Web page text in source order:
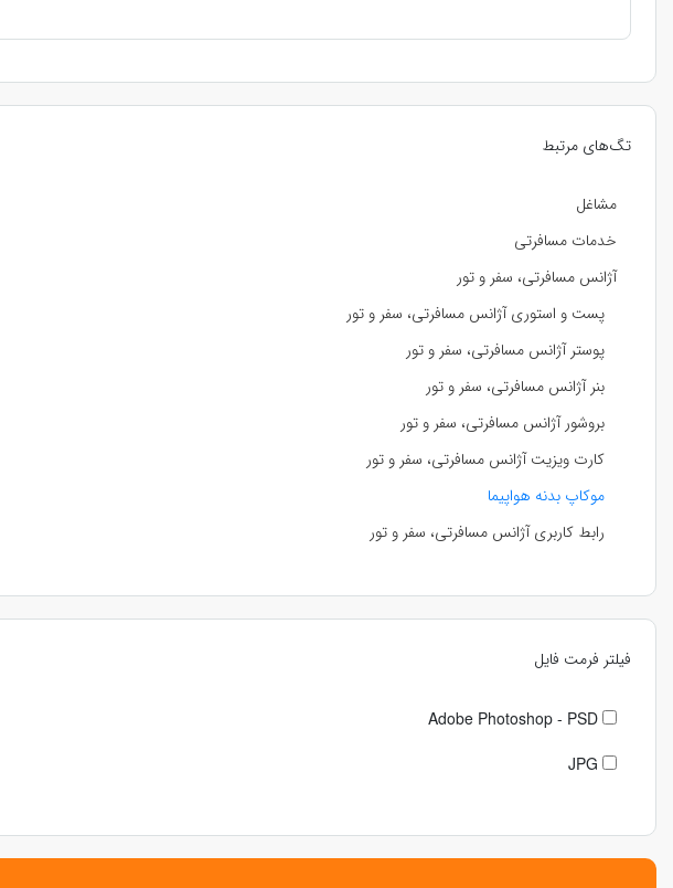
تگ‌های مرتبط
مشاغل
خدمات مسافرتی
آژانس مسافرتی، سفر و تور
پست و استوری آژانس مسافرتی، سفر و تور
پوستر آژانس مسافرتی، سفر و تور
بنر آژانس مسافرتی، سفر و تور
بروشور آژانس مسافرتی، سفر و تور
کارت ویزیت آژانس مسافرتی، سفر و تور
موکاپ بدنه هواپیما
رابط کاربری آژانس مسافرتی، سفر و تور
فیلتر فرمت فایل
Adobe Photoshop - PSD
JPG